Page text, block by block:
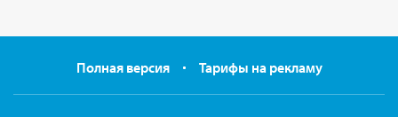
Полная версия Тарифы на рекламу